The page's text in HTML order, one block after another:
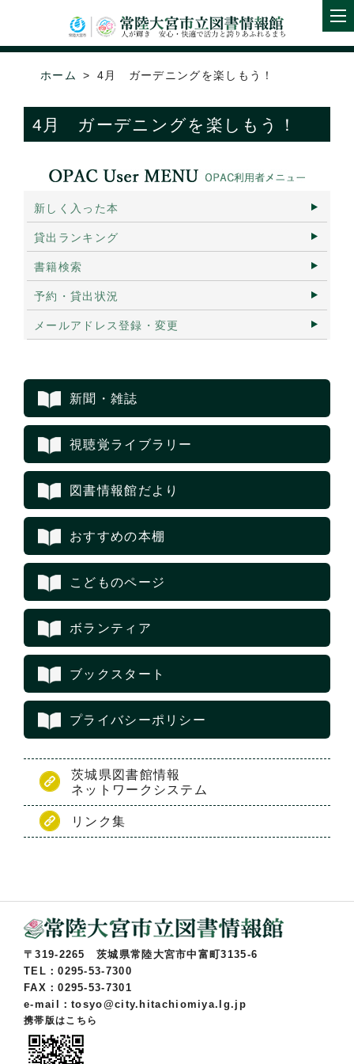
ホーム 4月 ガーデニングを楽しもう！
4月 ガーデニングを楽しもう！
新しく入った本
貸出ランキング
書籍検索
予約・貸出状況
メールアドレス登録・変更
新聞・雑誌
視聴覚ライブラリー
図書情報館だより
おすすめの本棚
こどものページ
ボランティア
ブックスタート
プライバシーポリシー
茨城県図書館情報
ネットワークシステム
リンク集
〒319-2265 茨城県常陸大宮市中富町3135-6
TEL：0295-53-7300
FAX：0295-53-7301
e-mail：tosyo@city.hitachiomiya.lg.jp
携帯版はこちら